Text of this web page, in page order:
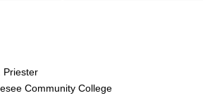
Priester
Community College